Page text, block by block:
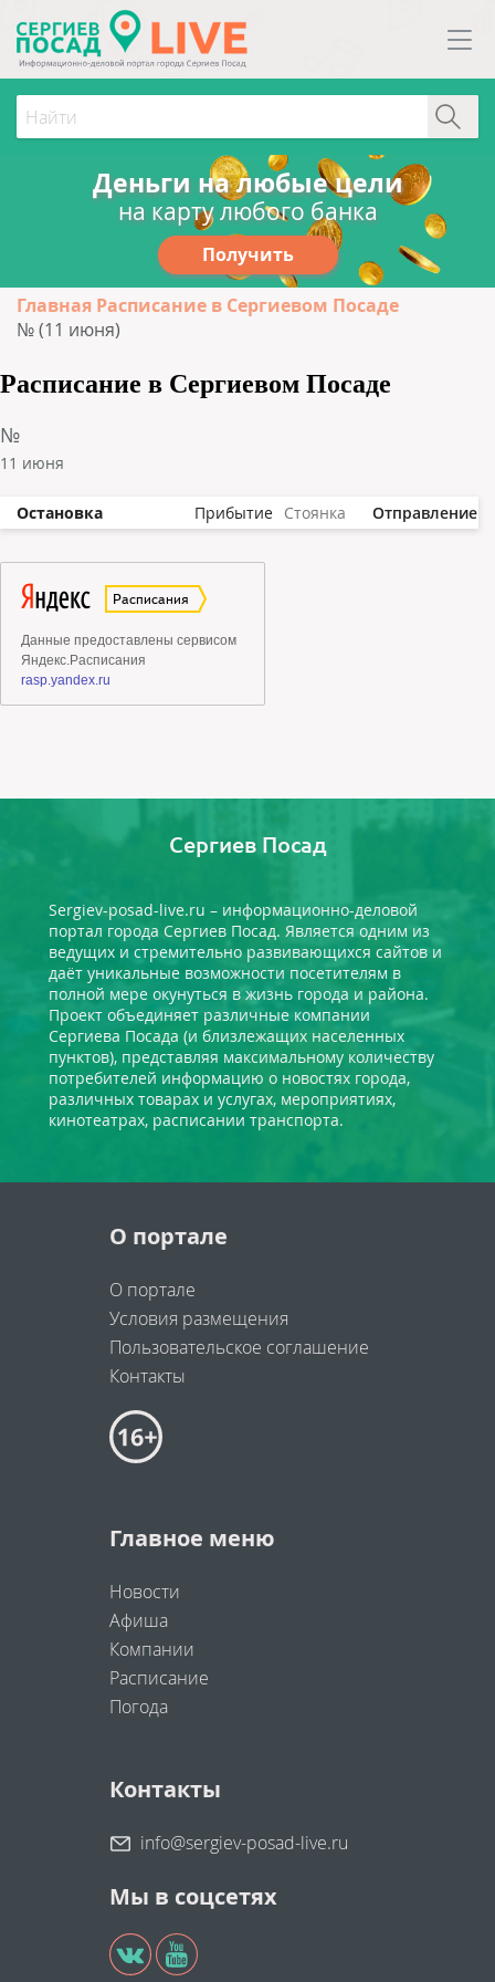
Деньги на любые цели
на карту любого банка
Получить
Главная Расписание в Сергиевом Посаде
№ (11 июня)
Расписание в Сергиевом Посаде
№
11 июня
Остановка Прибытие Стоянка Отправление
Сергиев Посад
Sergiev-posad-live.ru – информационно-деловой
портал города Сергиев Посад. Является одним из
ведущих и стремительно развивающихся сайтов и
даёт уникальные возможности посетителям в
полной мере окунуться в жизнь города и района.
Проект объединяет различные компании
Сергиева Посада (и близлежащих населенных
пунктов), представляя максимальному количеству
потребителей информацию о новостях города,
различных товарах и услугах, мероприятиях,
кинотеатрах, расписании транспорта.
О портале
О портале
Условия размещения
Пользовательское соглашение
Контакты
Главное меню
Новости
Афиша
Компании
Расписание
Погода
Контакты
info@sergiev-posad-live.ru
Мы в соцсетях